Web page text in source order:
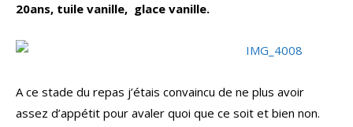
20ans, tuile vanille, glace vanille.
A ce stade du repas j’étais convaincu de ne plus avoir
assez d’appétit pour avaler quoi que ce soit et bien non.